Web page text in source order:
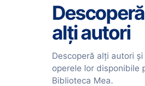
alți autori
Descoperă alți autori și
operele lor disponibile
Biblioteca Mea.